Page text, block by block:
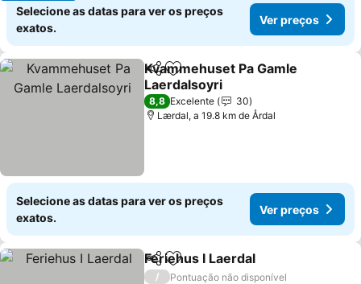
Selecione as datas para ver os preços
exatos.
Ver preços
PartilharAdicionar aos favoritos
Kvammehuset Pa Gamle
Laerdalsoyri
8,8 Excelente
30
Lærdal, a 19.8 km de Årdal
Selecione as datas para ver os preços
exatos.
Ver preços
PartilharAdicionar aos favoritos
Feriehus I Laerdal
/
Pontuação não disponível